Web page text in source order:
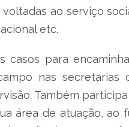
ao serviço
etc.
casos para
nas
Também
área de atuação, ao